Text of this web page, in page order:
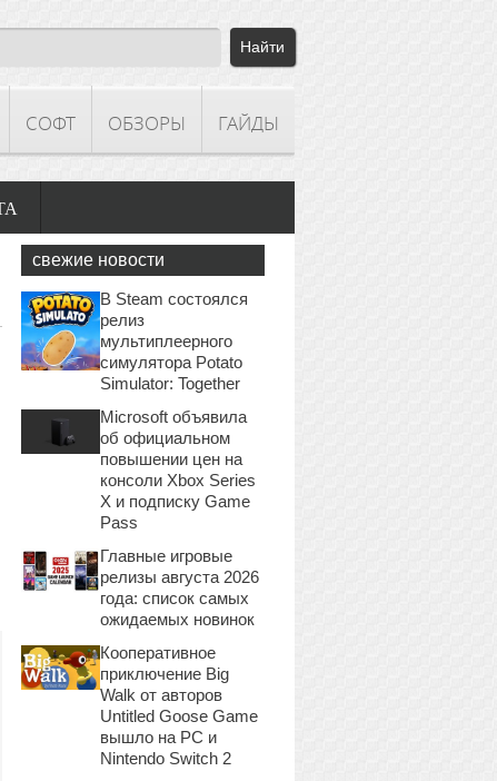
СОФТ ОБЗОРЫ ГАЙДЫ
свежие новости
В Steam состоялся
релиз
мультиплеерного
симулятора Potato
Simulator: Together
Microsoft объявила
об официальном
повышении цен на
консоли Xbox Series
X и подписку Game
Pass
Главные игровые
релизы августа 2026
года: список самых
ожидаемых новинок
Кооперативное
приключение Big
Walk от авторов
Untitled Goose Game
вышло на PC и
Nintendo Switch 2